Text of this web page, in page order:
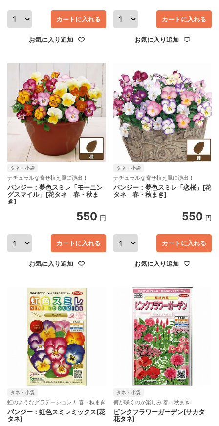
お気に入り追加
カートに入れる
お気に入り追加
カートに入れる
タネ・小袋
ナチュラルな寄せ植え風に演出！
パンジー：夢色スミレ「モーニン
グスマイル」[花タネ 春・秋ま
き]
550 円
お気に入り追加
カートに入れる
タネ・小袋
ナチュラルな寄せ植え風に演出！
パンジー：夢色スミレ「恋桜」[花
タネ 春・秋まき]
550 円
お気に入り追加
カートに入れる
タネ・小袋
虹のようなグラデーション！ 春・秋まき
パンジー：虹色スミレミックス[花
タネ]
タネ・小袋
何が咲くのか楽しみ 春、秋まき
ピンクフラワーガーデン[サカタ
花タネ]